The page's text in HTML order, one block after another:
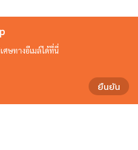
ษทางอีเมล์ได้ที่นี่
ยืนยัน